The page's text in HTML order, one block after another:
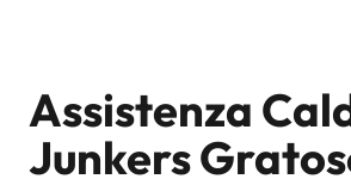
Assistenza
Junkers